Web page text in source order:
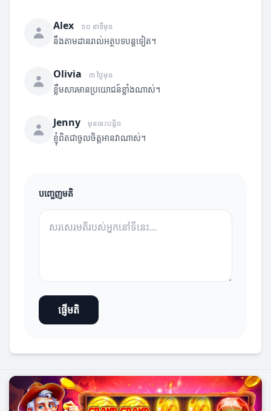
Alex ១០ នាទីមុន
នឹងតាមដានរាល់អត្ថបទបន្តទៀត។
Olivia ៣ ថ្ងៃមុន
ខ្លឹមសារមានប្រយោជន៍ខ្លាំងណាស់។
Jenny មុននេះបន្តិច
ខ្ញុំពិតជាចូលចិត្តអានវាណាស់។
បញ្ចេញមតិ
ផ្ញើមតិ